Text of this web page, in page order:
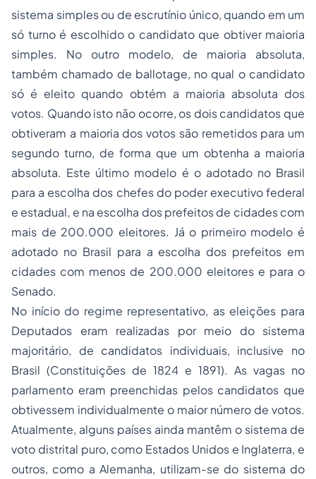
sistema simples ou de escrutínio único, quando em um
só turno é escolhido o candidato que obtiver maioria
simples. No outro modelo, de maioria absoluta,
também chamado de ballotage, no qual o candidato
só é eleito quando obtém a maioria absoluta dos
votos. Quando isto não ocorre, os dois candidatos que
obtiveram a maioria dos votos são remetidos para um
segundo turno, de forma que um obtenha a maioria
absoluta. Este último modelo é o adotado no Brasil
para a escolha dos chefes do poder executivo federal
e estadual, e na escolha dos prefeitos de cidades com
mais de 200.000 eleitores. Já o primeiro modelo é
adotado no Brasil para a escolha dos prefeitos em
cidades com menos de 200.000 eleitores e para o
Senado.
No início do regime representativo, as eleições para
Deputados eram realizadas por meio do sistema
majoritário, de candidatos individuais, inclusive no
Brasil (Constituições de 1824 e 1891). As vagas no
parlamento eram preenchidas pelos candidatos que
obtivessem individualmente o maior número de votos.
Atualmente, alguns países ainda mantêm o sistema de
voto distrital puro, como Estados Unidos e Inglaterra, e
outros, como a Alemanha, utilizam-se do sistema do